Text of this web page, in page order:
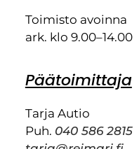
Toimisto avoinna
ark. klo 9.00–14.00
Päätoimittaja
Tarja Autio
Puh. 040 586 2815